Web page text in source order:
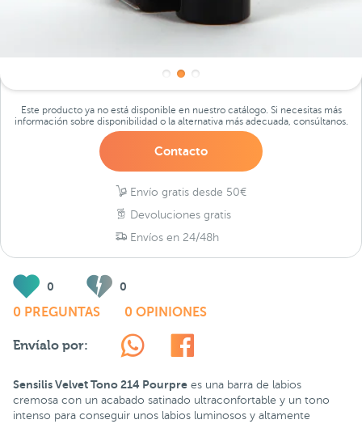
Este producto ya no está disponible en nuestro catálogo. Si necesitas más
información sobre disponibilidad o la alternativa más adecuada, consúltanos.
Contacto
Envío gratis desde 50€
Devoluciones gratis
Envíos en 24/48h
0 0
0 PREGUNTAS 0 OPINIONES
Envíalo por:
Sensilis Velvet Tono 214 Pourpre es una barra de labios
cremosa con un acabado satinado ultraconfortable y un tono
intenso para conseguir unos labios luminosos y altamente